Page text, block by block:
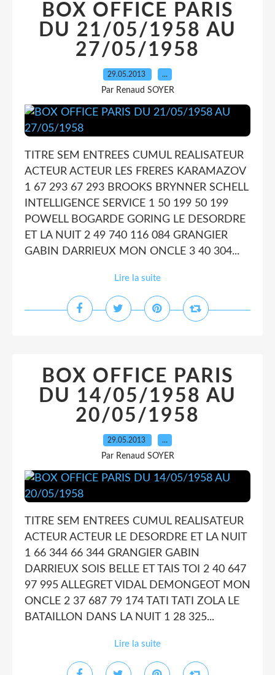
BOX OFFICE PARIS
DU 21/05/1958 AU
27/05/1958
29.05.2013 …
Par Renaud SOYER
TITRE SEM ENTREES CUMUL REALISATEUR
ACTEUR ACTEUR LES FRERES KARAMAZOV
1 67 293 67 293 BROOKS BRYNNER SCHELL
INTELLIGENCE SERVICE 1 50 199 50 199
POWELL BOGARDE GORING LE DESORDRE
ET LA NUIT 2 49 740 116 084 GRANGIER
GABIN DARRIEUX MON ONCLE 3 40 304...
Lire la suite
BOX OFFICE PARIS
DU 14/05/1958 AU
20/05/1958
29.05.2013 …
Par Renaud SOYER
TITRE SEM ENTREES CUMUL REALISATEUR
ACTEUR ACTEUR LE DESORDRE ET LA NUIT
1 66 344 66 344 GRANGIER GABIN
DARRIEUX SOIS BELLE ET TAIS TOI 2 40 647
97 995 ALLEGRET VIDAL DEMONGEOT MON
ONCLE 2 37 687 79 174 TATI TATI ZOLA LE
BATAILLON DANS LA NUIT 1 28 325...
Lire la suite